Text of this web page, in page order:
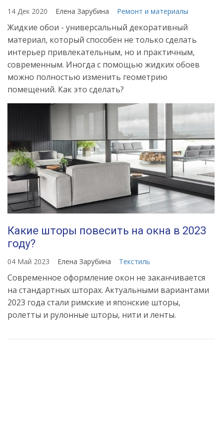
14 Дек 2020 Елена Зарубина Ремонт и материалы
Жидкие обои - универсальный декоративный
материал, который способен не только сделать
интерьер привлекательным, но и практичным,
современным. Иногда с помощью жидких обоев
можно полностью изменить геометрию
помещений. Как это сделать?
Какие шторы повесить на окна в 2023
году?
04 Май 2023 Елена Зарубина Текстиль
Современное оформление окон не заканчивается
на стандартных шторах. Актуальными вариантами
2023 года стали римские и японские шторы,
ролетты и рулонные шторы, нити и ленты.